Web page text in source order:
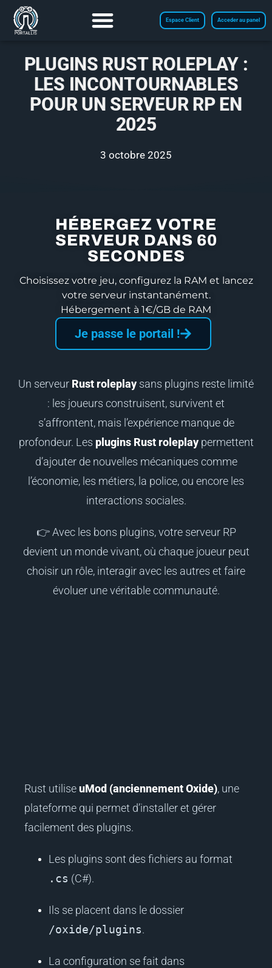
Espace Client Acceder au panel
PLUGINS RUST ROLEPLAY :
LES INCONTOURNABLES
POUR UN SERVEUR RP EN
2025
3 octobre 2025
Un serveur Rust roleplay sans plugins reste limité
: les joueurs construisent, survivent et
s’affrontent, mais l’expérience manque de
profondeur. Les plugins Rust roleplaypermettent
d’ajouter de nouvelles mécaniques comme
l’économie, les métiers, la police, ou encore les
interactions sociales.
👉 Avec les bons plugins, votre serveur RP
devient un monde vivant, où chaque joueur peut
choisir un rôle, interagir avec les autres et faire
évoluer une véritable communauté.
Rust utiliseuMod (anciennement Oxide), une
plateforme qui permet d’installer et gérer
facilement des plugins.
Les plugins sont des fichiers au format
.cs (C#).
Ils se placent dans le dossier
/oxide/plugins.
La configuration se fait dans
HÉBERGEZ VOTRE
SERVEUR DANS 60
SECONDES
Choisissez votre jeu, configurez la RAM et lancez
votre serveur instantanément.
Hébergement à 1€/GB de RAM
Je passe le portail !